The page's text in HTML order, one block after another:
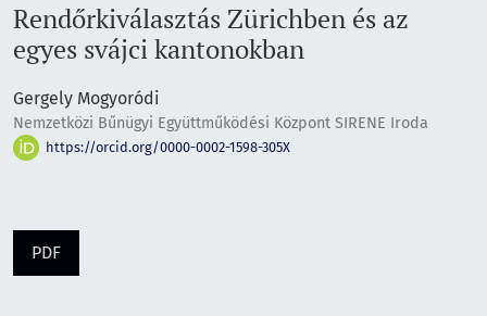
Rendőrkiválasztás Zürichben és az
egyes svájci kantonokban
Gergely Mogyoródi
Nemzetközi Bűnügyi Együttműködési Központ SIRENE Iroda
https://orcid.org/0000-0002-1598-305X
PDF